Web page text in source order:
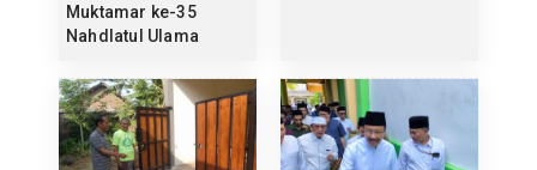
Muktamar ke-35
Nahdlatul Ulama